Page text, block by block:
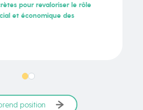
position
pour revaloriser le rôle
et économique des